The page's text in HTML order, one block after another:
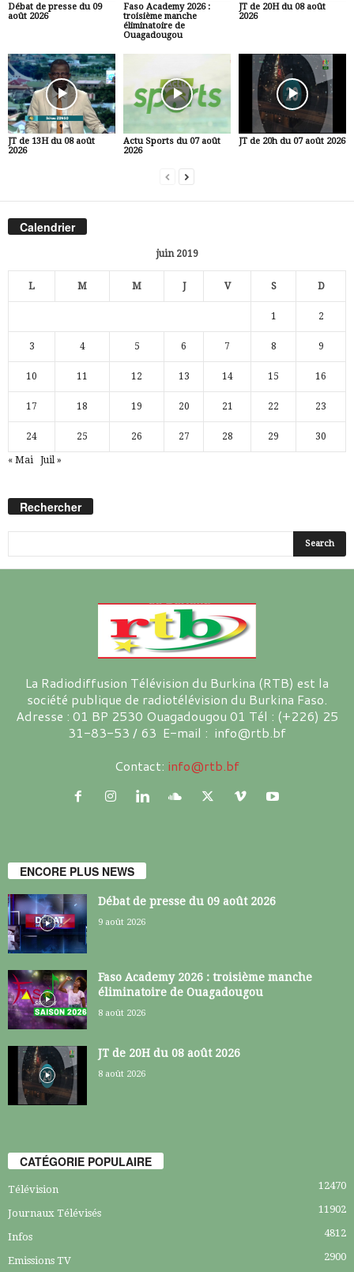
Débat de presse du 09
août 2026
Faso Academy 2026 :
troisième manche
éliminatoire de
Ouagadougou
JT de 20H du 08 août
2026
JT de 13H du 08 août
2026
Actu Sports du 07 août
2026
JT de 20h du 07 août 2026
Calendrier
juin 2019
L M M J V S D
1 2
3 4 5 6 7 8 9
10 11 12 13 14 15 16
17 18 19 20 21 22 23
24 25 26 27 28 29 30
« Mai Juil »
Rechercher
La Radiodiffusion Télévision du Burkina (RTB) est la
société publique de radiotélévision du Burkina Faso.
Adresse : 01 BP 2530 Ouagadougou 01 Tél : (+226) 25
31-83-53 / 63 E-mail : info@rtb.bf
Contact: info@rtb.bf
ENCORE PLUS NEWS
Débat de presse du 09 août 2026
9 août 2026
Faso Academy 2026 : troisième manche
éliminatoire de Ouagadougou
8 août 2026
JT de 20H du 08 août 2026
8 août 2026
CATÉGORIE POPULAIRE
Télévision 12470
Journaux Télévisés 11902
Infos 4812
Emissions TV 2900